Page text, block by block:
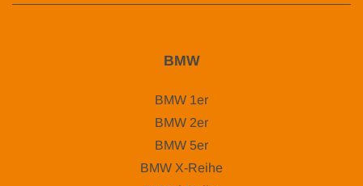
BMW
BMW 1er
BMW 2er
BMW 5er
BMW X-Reihe